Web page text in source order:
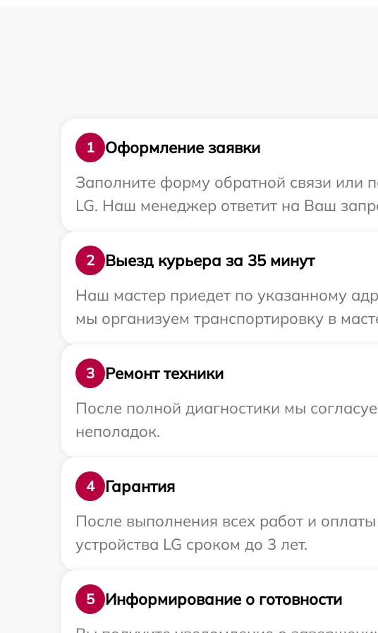
1
Оформление заявки
Заполните форму обратной связи или
LG. Наш менеджер ответит на Ваш
2
Выезд курьера за 35 минут
Наш мастер приедет по указанному
мы организуем транспортировку в
3
Ремонт техники
После полной диагностики мы
неполадок.
4
Гарантия
После выполнения всех работ и
устройства LG сроком до 3 лет.
5
Информирование о готовности